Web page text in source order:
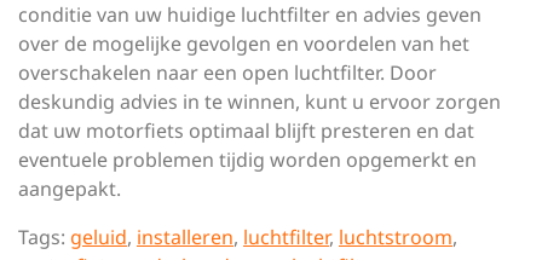
conditie van uw huidige luchtfilter en advies geven
over de mogelijke gevolgen en voordelen van het
overschakelen naar een open luchtfilter. Door
deskundig advies in te winnen, kunt u ervoor zorgen
dat uw motorfiets optimaal blijft presteren en dat
eventuele problemen tijdig worden opgemerkt en
aangepakt.
Tags: geluid, installeren, luchtfilter, luchtstroom,